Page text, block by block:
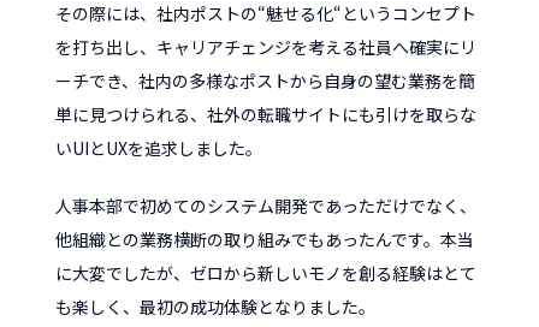
その際には、社内ポストの“魅せる化“というコンセプト
を打ち出し、キャリアチェンジを考える社員へ確実にリ
ーチでき、社内の多様なポストから自身の望む業務を簡
単に見つけられる、社外の転職サイトにも引けを取らな
いUIとUXを追求しました。
人事本部で初めてのシステム開発であっただけでなく、
他組織との業務横断の取り組みでもあったんです。本当
に大変でしたが、ゼロから新しいモノを創る経験はとて
も楽しく、最初の成功体験となりました。